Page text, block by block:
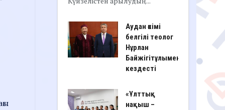
Аудан әкімі
белгілі теолог
Нұрлан
Байжігітұлымен
кездесті
«Ұлттық
нақыш –